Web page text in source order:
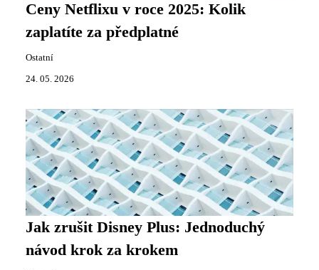
Ceny Netflixu v roce 2025: Kolik
zaplatíte za předplatné
Ostatní
24. 05. 2026
Jak zrušit Disney Plus: Jednoduchý
návod krok za krokem